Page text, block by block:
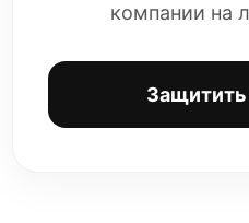
компании на